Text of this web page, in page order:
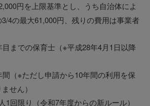
円を上限基準とし、うち自治体によ
4の最大61,000円、残りの費用は事業者
までの保育士（※平成28年4月1日以降
間（※ただし申請から10年間の利用を保
せん）
1回限り（令和7年度からの新ルール）